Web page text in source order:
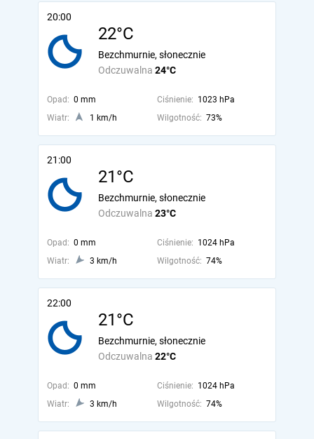
20:00
22°C
Odczuwalna 24°C
Bezchmurnie, słonecznie
Opad: 0 mm Ciśnienie: 1023 hPa
Wiatr:
1 km/h Wilgotność: 73%
21:00
21°C
Odczuwalna 23°C
Bezchmurnie, słonecznie
Opad: 0 mm Ciśnienie: 1024 hPa
Wiatr:
3 km/h Wilgotność: 74%
22:00
21°C
Odczuwalna 22°C
Bezchmurnie, słonecznie
Opad: 0 mm Ciśnienie: 1024 hPa
Wiatr:
3 km/h Wilgotność: 74%